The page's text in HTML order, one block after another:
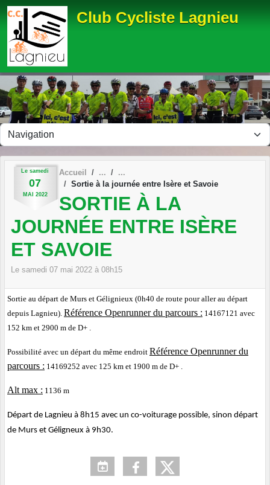
Club Cycliste Lagnieu
Le samedi
07
MAI 2022
Accueil
Sortie à la journée entre Isère et Savoie
SORTIE À LA
JOURNÉE ENTRE ISÈRE
ET SAVOIE
Le samedi 07 mai 2022 à 08h15
Sortie au départ de Murs et Gélignieux (0h40 de route pour aller au départ
depuis Lagnieu). Référence Openrunner du parcours : 14167121 avec
152 km et 2900 m de D+ .
Possibilité avec un départ du même endroit Référence Openrunner du
parcours : 14169252 avec 125 km et 1900 m de D+ .
Alt max : 1136 m
Départ de Lagnieu à 8h15 avec un co-voiturage possible, sinon départ
de Murs et Géligneux à 9h30.
Panneau de gestion des cookies